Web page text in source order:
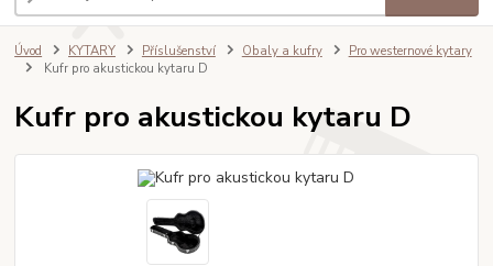
Úvod KYTARY Příslušenství Obaly a kufry
Pro westernové kytary
Kufr pro akustickou kytaru D
Kufr pro akustickou kytaru D